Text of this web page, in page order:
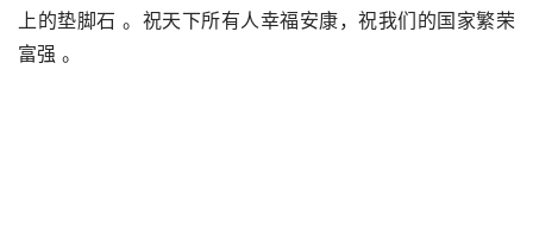
上的垫脚石 。祝天下所有人幸福安康，祝我们的国家繁荣
富强 。